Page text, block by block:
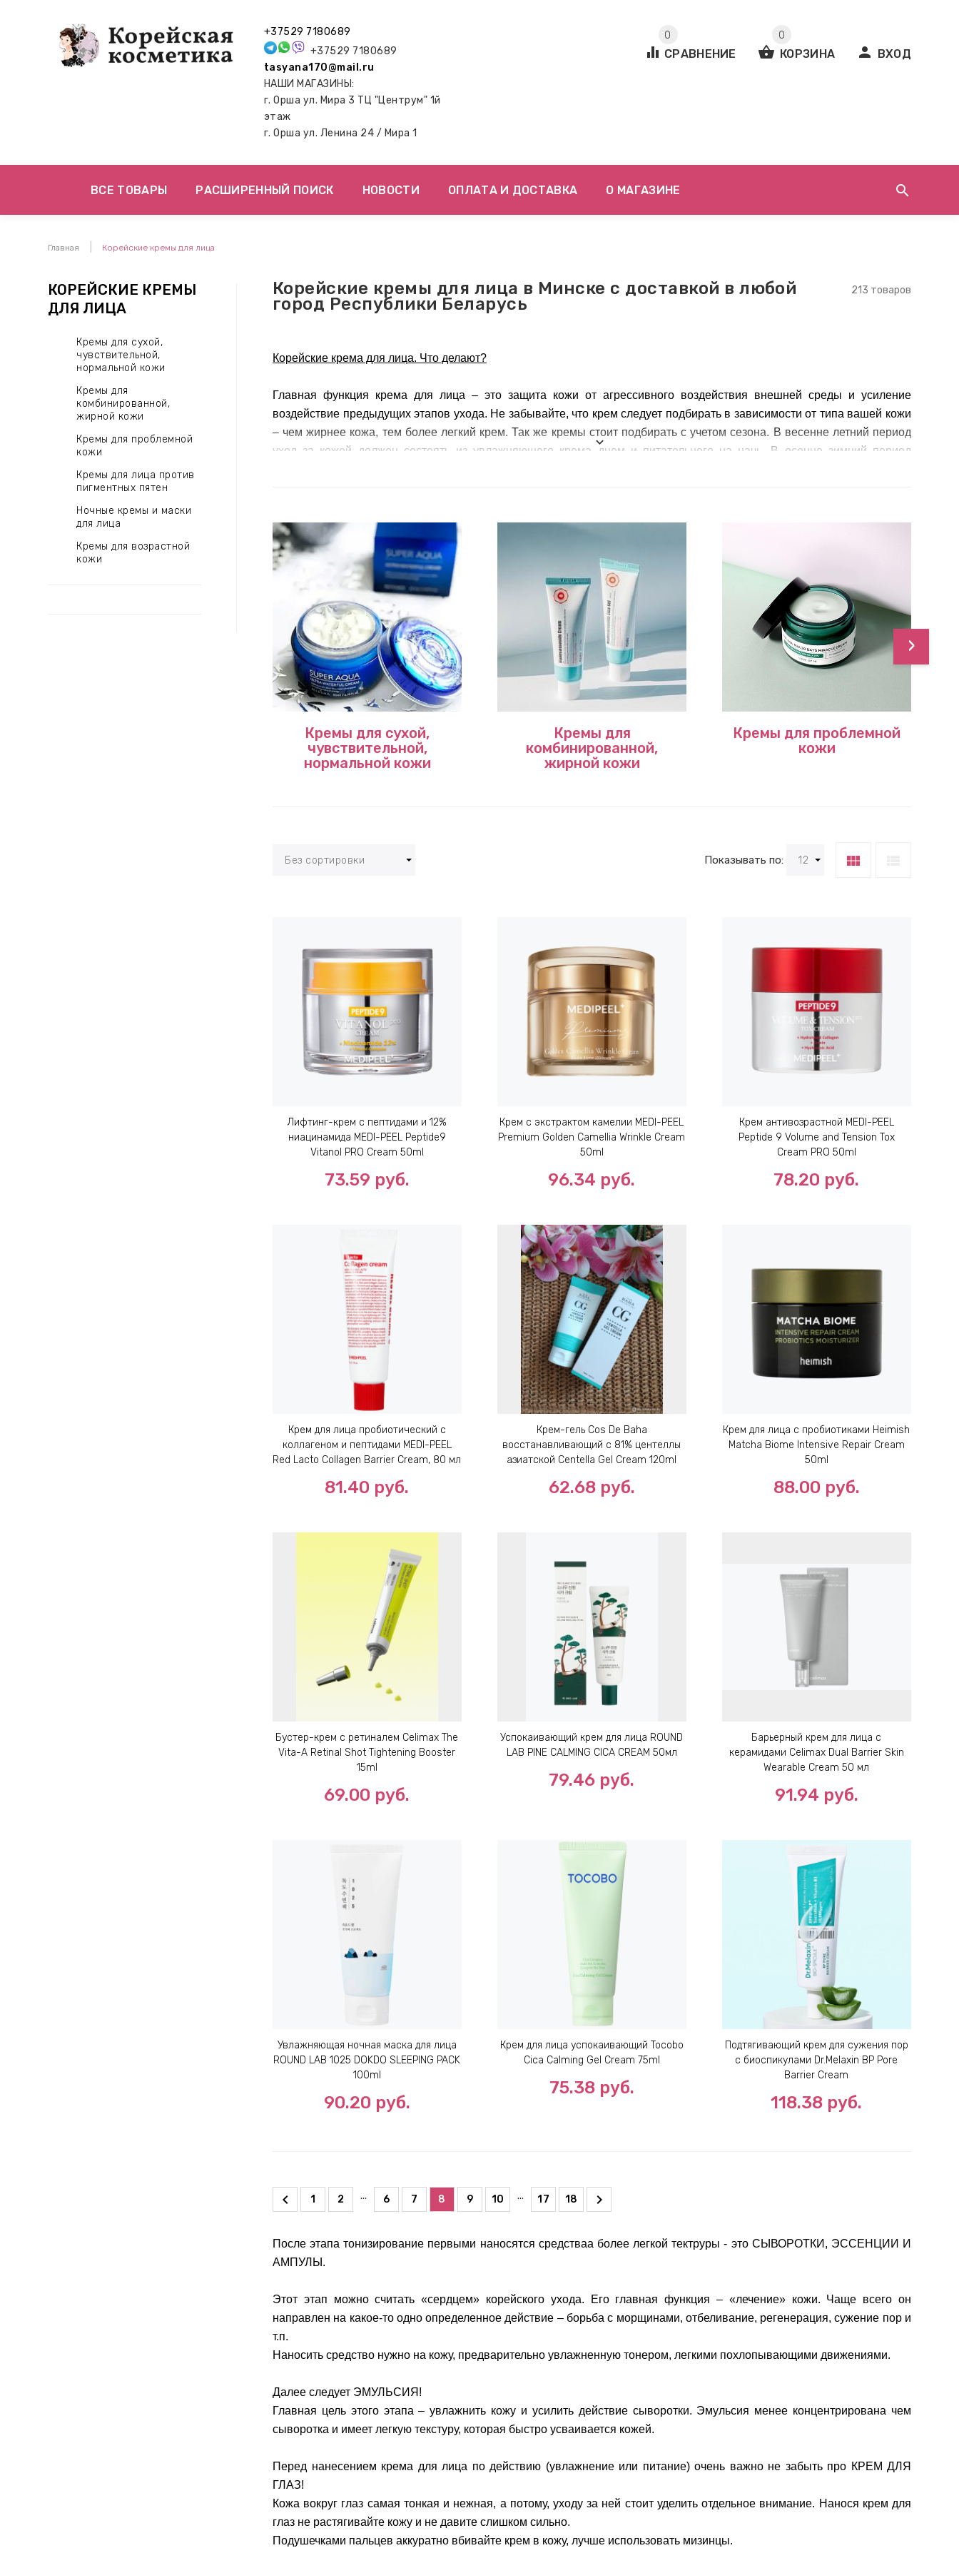
+37529 7180689
+37529 7180689
tasyana170@mail.ru
НАШИ МАГАЗИНЫ:
г. Орша ул. Мира 3 ТЦ "Центрум" 1й
этаж
г. Орша ул. Ленина 24 / Мира 1
person ВХОД
shopping_basket КОРЗИНА
0
equalizer СРАВНЕНИЕ
0
ВСЕ ТОВАРЫ РАСШИРЕННЫЙ ПОИСК НОВОСТИ ОПЛАТА И ДОСТАВКА О МАГАЗИНЕ search
Главная Корейские кремы для лица
КОРЕЙСКИЕ КРЕМЫ
ДЛЯ ЛИЦА
Кремы для сухой,
чувствительной,
нормальной кожи
Кремы для
комбинированной,
жирной кожи
Кремы для проблемной
кожи
Кремы для лица против
пигментных пятен
Ночные кремы и маски
для лица
Кремы для возрастной
кожи
213 товаров
Корейские кремы для лица в Минске с доставкой в любой
город Республики Беларусь
Корейские крема для лица. Что делают?
Главная функция крема для лица – это защита кожи от агрессивного воздействия внешней среды и усиление
воздействие предыдущих этапов ухода. Не забывайте, что крем следует подбирать в зависимости от типа вашей кожи
– чем жирнее кожа, тем более легкий крем. Так же кремы стоит подбирать с учетом сезона. В весенне летний период
уход за кожей должен состоять из увлажняющего крема днем и питательного на начь. В осенне зимний период
Кремы для сухой,
чувствительной,
нормальной кожи
Кремы для
комбинированной,
жирной кожи
Кремы для проблемной
кожи
›
Без сортировки Показывать по: 12 view_module
Лифтинг-крем с пептидами и 12%
ниацинамида MEDI-PEEL Peptide9
Vitanol PRO Cream 50ml
73.59 руб.
Крем с экстрактом камелии MEDI-PEEL
Premium Golden Camellia Wrinkle Cream
50ml
96.34 руб.
Крем антивозрастной MEDI-PEEL
Peptide 9 Volume and Tension Tox
Cream PRO 50ml
78.20 руб.
Крем для лица пробиотический с
коллагеном и пептидами MEDI-PEEL
Red Lacto Collagen Barrier Cream, 80 мл
81.40 руб.
Крем-гель Cos De Baha
восстанавливающий с 81% центеллы
азиатской Centella Gel Cream 120ml
62.68 руб.
Крем для лица с пробиотиками Heimish
Matcha Biome Intensive Repair Cream
50ml
88.00 руб.
Бустер-крем с ретиналем Celimax The
Vita-A Retinal Shot Tightening Booster
15ml
69.00 руб.
Успокаивающий крем для лица ROUND
LAB PINE CALMING CICA CREAM 50мл
79.46 руб.
Барьерный крем для лица с
керамидами Celimax Dual Barrier Skin
Wearable Cream 50 мл
91.94 руб.
Увлажняющая ночная маска для лица
ROUND LAB 1025 DOKDO SLEEPING PACK
100ml
90.20 руб.
Крем для лица успокаивающий Tocobo
Cica Calming Gel Cream 75ml
75.38 руб.
Подтягивающий крем для сужения пор
с биоспикулами Dr.Melaxin BP Pore
Barrier Cream
118.38 руб.
1 2 ... 6 7 8 9 10 ... 17 18
После этапа тонизирование первыми наносятся средстваа более легкой тектруры - это СЫВОРОТКИ, ЭССЕНЦИИ И
АМПУЛЫ.
Этот этап можно считать «сердцем» корейского ухода. Его главная функция – «лечение» кожи. Чаще всего он
направлен на какое-то одно определенное действие – борьба с морщинами, отбеливание, регенерация, сужение пор и
т.п.
Наносить средство нужно на кожу, предварительно увлажненную тонером, легкими похлопывающими движениями.
Далее следует ЭМУЛЬСИЯ!
Главная цель этого этапа – увлажнить кожу и усилить действие сыворотки. Эмульсия менее концентрирована чем
сыворотка и имеет легкую текстуру, которая быстро усваивается кожей.
Перед нанесением крема для лица по действию (увлажнение или питание) очень важно не забыть про КРЕМ ДЛЯ
ГЛАЗ!
Кожа вокруг глаз самая тонкая и нежная, а потому, уходу за ней стоит уделить отдельное внимание. Нанося крем для
глаз не растягивайте кожу и не давите слишком сильно.
Подушечками пальцев аккуратно вбивайте крем в кожу, лучше использовать мизинцы.